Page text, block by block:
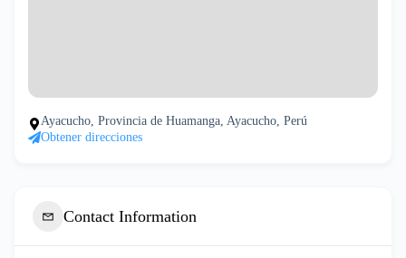
Ayacucho, Provincia de Huamanga, Ayacucho, Perú
Obtener direcciones
Contact Information